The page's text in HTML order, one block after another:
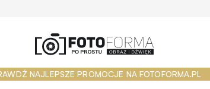
NAJLEPSZE PROMOCJE NA FOTOFORMA.PL